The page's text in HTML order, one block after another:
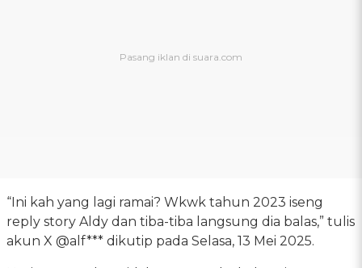
“Ini kah yang lagi ramai? Wkwk tahun 2023 iseng
reply story Aldy dan tiba-tiba langsung dia balas,” tulis
akun X @alf*** dikutip pada Selasa, 13 Mei 2025.